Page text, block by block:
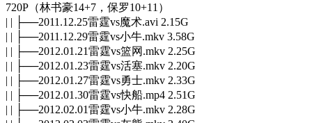
720P（林书豪14+7，保罗10+11）
| | ├──2011.12.25雷霆vs魔术.avi 2.15G
| | ├──2011.12.29雷霆vs小牛.mkv 3.58G
| | ├──2012.01.21雷霆vs篮网.mkv 2.25G
| | ├──2012.01.23雷霆vs活塞.mkv 2.20G
| | ├──2012.01.27雷霆vs勇士.mkv 2.33G
| | ├──2012.01.30雷霆vs快船.mp4 2.51G
| | ├──2012.02.01雷霆vs小牛.mkv 2.28G